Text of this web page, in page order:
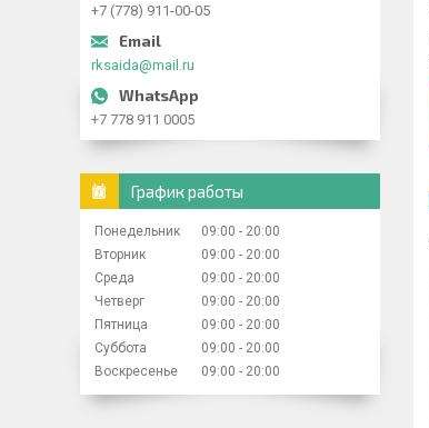
+7 (778) 911-00-05
rksaida@mail.ru
+7 778 911 0005
График работы
Понедельник 09:00
20:00
Вторник
09:00
20:00
Среда
09:00
20:00
Четверг
09:00
20:00
Пятница
09:00
20:00
Суббота
09:00
20:00
Воскресенье
09:00 20:00